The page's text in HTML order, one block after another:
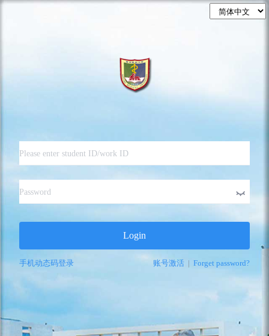
Login
手机动态码登录 账号激活 | Forget password?